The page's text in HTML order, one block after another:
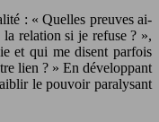
: « Quelles preuves ai-
relation si je refuse ? »,
et qui me disent parfois
lien ? » En développant
le pouvoir paralysant